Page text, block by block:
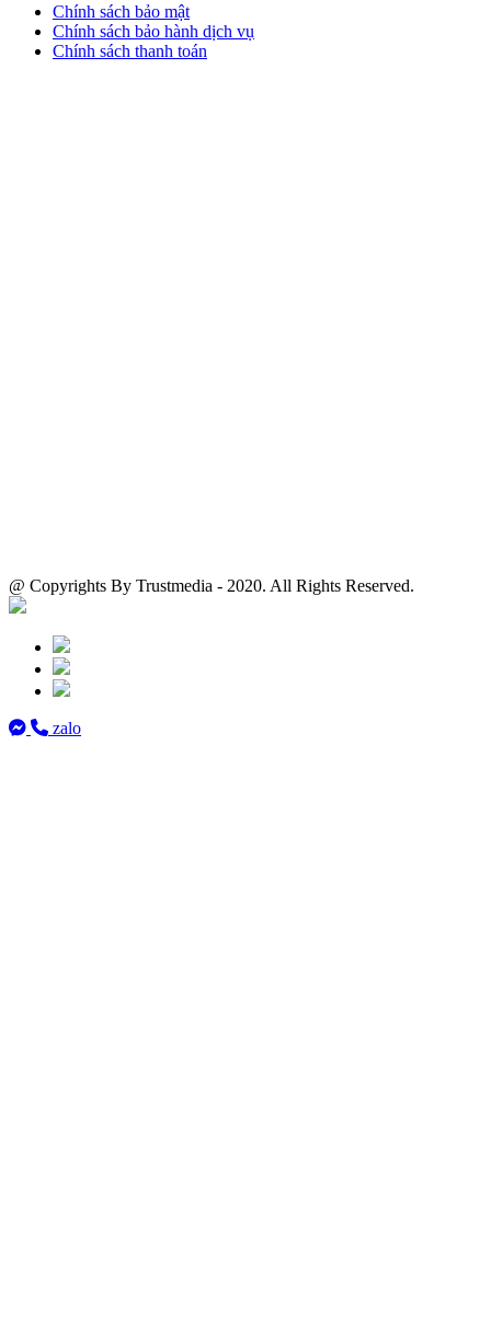
Chính sách bảo mật
Chính sách bảo hành dịch vụ
Chính sách thanh toán
@ Copyrights By Trustmedia - 2020. All Rights Reserved.
zalo